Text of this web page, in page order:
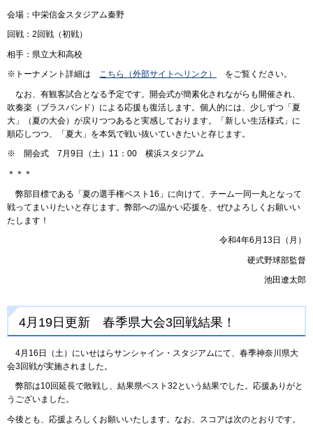
会場：中栄信金スタジアム秦野
回戦：2回戦（初戦）
相手：県立大和高校
※トーナメント詳細は こちら（外部サイトへリンク） をご覧ください。
なお、有観客試合となる予定です。開会式が簡素化されながらも開催され、
吹奏楽（ブラスバンド）による応援も復活します。個人的には、少しずつ「夏
大」（夏の大会）が戻りつつあると実感しております。「新しい生活様式」に
順応しつつ、「夏大」を本気で戦い抜いていきたいと存じます。
※ 開会式 7月9日（土）11：00 横浜スタジアム
＊＊＊
弊部目標である「夏の選手権ベスト16」に向けて、チーム一同一丸となって
戦ってまいりたいと存じます。弊部への温かい応援を、ぜひよろしくお願いい
たします！
令和4年6月13日（月）
硬式野球部監督
池田遼太郎
4月19日更新 春季県大会3回戦結果！
4月16日（土）にいせはらサンシャイン・スタジアムにて、春季神奈川県大
会3回戦が実施されました。
弊部は10回延長で敗戦し、結果県ベスト32という結果でした。応援ありがと
うございました。
今後とも、応援よろしくお願いいたします。なお、スコアは次のとおりです。